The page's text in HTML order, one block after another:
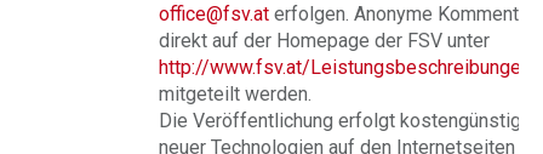
office@fsv.at erfolgen. Anonyme
direkt auf der Homepage der FSV unter
http://www.fsv.at/Leistungsbeschreibungen/
mitgeteilt werden.
Die Veröffentlichung erfolgt kostengünstig
neuer Technologien auf den Internetseiten